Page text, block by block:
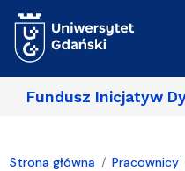
Fundusz Inicjatyw
Strona główna Pracownicy